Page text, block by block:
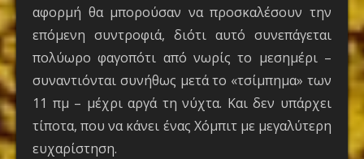
αφορμή θα μπορούσαν να προσκαλέσουν την
επόμενη συντροφιά, διότι αυτό συνεπάγεται
πολύωρο φαγοπότι από νωρίς το μεσημέρι –
συναντιόνται συνήθως μετά το «τσίμπημα» των
11 πμ – μέχρι αργά τη νύχτα. Και δεν υπάρχει
τίποτα, που να κάνει ένας Χόμπιτ με μεγαλύτερη
ευχαρίστηση.